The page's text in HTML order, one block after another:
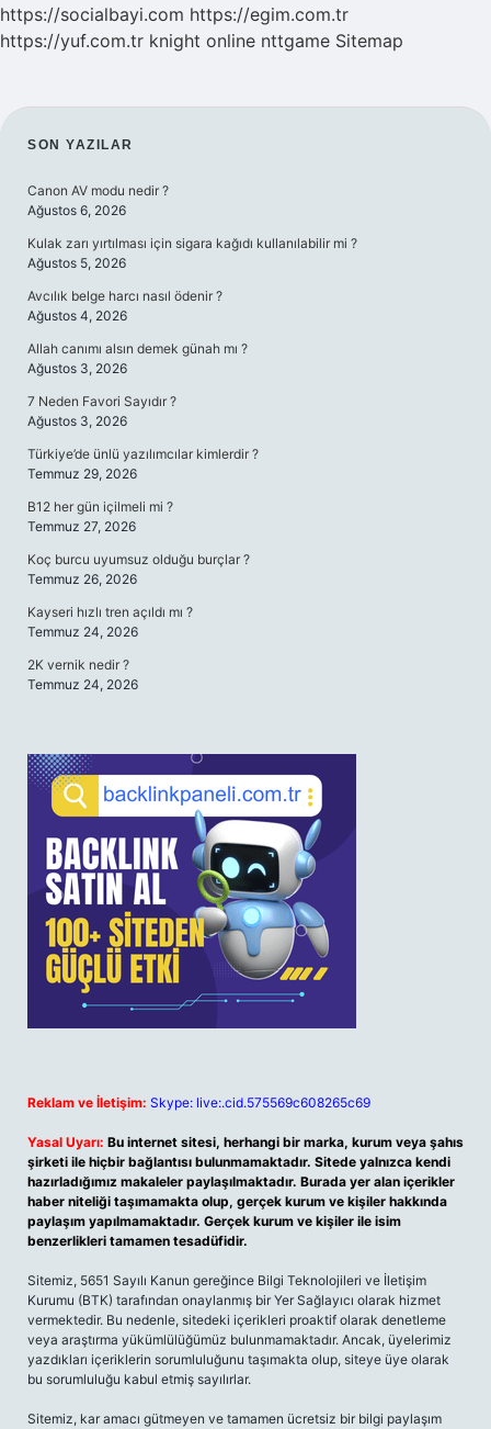
https://socialbayi.com https://egim.com.tr
https://yuf.com.tr knight online nttgame Sitemap
SIDEBAR
SON YAZILAR
Canon AV modu nedir ?
Ağustos 6, 2026
Kulak zarı yırtılması için sigara kağıdı kullanılabilir mi ?
Ağustos 5, 2026
Avcılık belge harcı nasıl ödenir ?
Ağustos 4, 2026
Allah canımı alsın demek günah mı ?
Ağustos 3, 2026
7 Neden Favori Sayıdır ?
Ağustos 3, 2026
Türkiye’de ünlü yazılımcılar kimlerdir ?
Temmuz 29, 2026
B12 her gün içilmeli mi ?
Temmuz 27, 2026
Koç burcu uyumsuz olduğu burçlar ?
Temmuz 26, 2026
Kayseri hızlı tren açıldı mı ?
Temmuz 24, 2026
2K vernik nedir ?
Temmuz 24, 2026
Reklam ve İletişim: Skype: live:.cid.575569c608265c69
Yasal Uyarı: Bu internet sitesi, herhangi bir marka, kurum veya şahıs
şirketi ile hiçbir bağlantısı bulunmamaktadır. Sitede yalnızca kendi
hazırladığımız makaleler paylaşılmaktadır. Burada yer alan içerikler
haber niteliği taşımamakta olup, gerçek kurum ve kişiler hakkında
paylaşım yapılmamaktadır. Gerçek kurum ve kişiler ile isim
benzerlikleri tamamen tesadüfidir.
Sitemiz, 5651 Sayılı Kanun gereğince Bilgi Teknolojileri ve İletişim
Kurumu (BTK) tarafından onaylanmış bir Yer Sağlayıcı olarak hizmet
vermektedir. Bu nedenle, sitedeki içerikleri proaktif olarak denetleme
veya araştırma yükümlülüğümüz bulunmamaktadır. Ancak, üyelerimiz
yazdıkları içeriklerin sorumluluğunu taşımakta olup, siteye üye olarak
bu sorumluluğu kabul etmiş sayılırlar.
Sitemiz, kar amacı gütmeyen ve tamamen ücretsiz bir bilgi paylaşım